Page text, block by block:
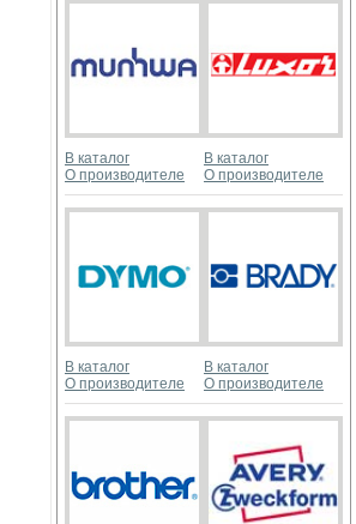
В каталог
О производителе
В каталог
О производителе
В каталог
О производителе
В каталог
О производителе